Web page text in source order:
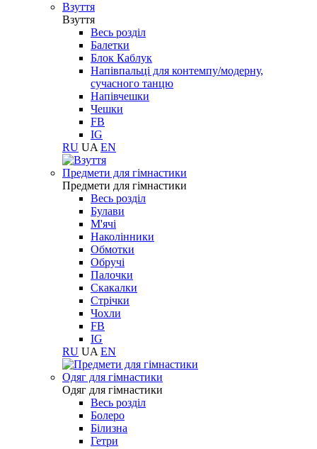
Взуття
Взуття
Весь розділ
Балетки
Блок Каблук
Напівпальці для контемпу/модерну,
сучасного танцю
Напівчешки
Чешки
FB
IG
RU UA EN
Предмети для гімнастики
Предмети для гімнастики
Весь розділ
Булави
М'ячі
Наколінники
Обмотки
Обручі
Палочки
Скакалки
Стрічки
Чохли
FB
IG
RU UA EN
Одяг для гімнастики
Одяг для гімнастики
Весь розділ
Болеро
Білизна
Гетри